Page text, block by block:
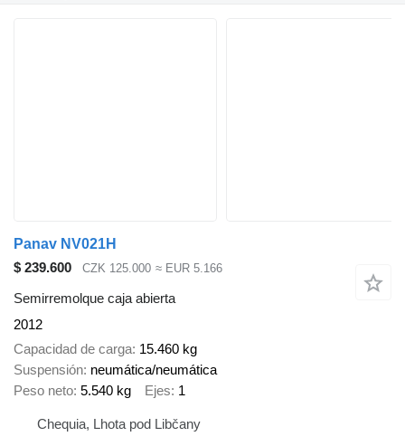
Panav NV021H
$ 239.600
CZK 125.000 ≈ EUR 5.166
Semirremolque caja abierta
2012
Capacidad de carga 15.460 kg
Suspensión neumática/neumática
Peso neto 5.540 kg Ejes 1
Chequia, Lhota pod Libčany